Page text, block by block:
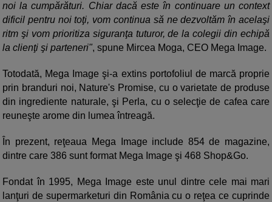
noi la cumpărături. Chiar dacă este în continuare un context
dificil pentru noi toţi, vom continua să ne dezvoltăm în acelaşi
ritm şi vom prioritiza siguranţa tuturor, de la colegii din echipă
la clienţi şi parteneri", spune Mircea Moga, CEO Mega Image.
Totodată, Mega Image şi-a extins portofoliul de marcă proprie
prin branduri noi, Nature's Promise, cu o varietate de produse
din ingrediente naturale, şi Perla, cu o selecţie de cafea care
reuneşte arome din lumea întreagă.
În prezent, reţeaua Mega Image include 854 de magazine,
dintre care 386 sunt format Mega Image şi 468 Shop&Go.
Fondat în 1995, Mega Image este unul dintre cele mai mari
lanţuri de supermarketuri din România cu o reţea ce cuprinde